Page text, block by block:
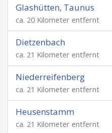
Glashütten, Taunus
ca. 20 Kilometer entfernt
Dietzenbach
ca. 21 Kilometer entfernt
Niederreifenberg
ca. 21 Kilometer entfernt
Heusenstamm
ca. 21 Kilometer entfernt